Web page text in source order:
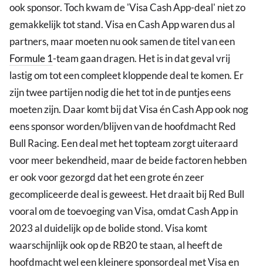
ook sponsor. Toch kwam de 'Visa Cash App-deal' niet zo
gemakkelijk tot stand. Visa en Cash App waren dus al
partners, maar moeten nu ook samen de titel van een
Formule 1-team gaan dragen. Het is in dat geval vrij
lastig om tot een compleet kloppende deal te komen. Er
zijn twee partijen nodig die het tot in de puntjes eens
moeten zijn. Daar komt bij dat Visa én Cash App ook nog
eens sponsor worden/blijven van de hoofdmacht Red
Bull Racing. Een deal met het topteam zorgt uiteraard
voor meer bekendheid, maar de beide factoren hebben
er ook voor gezorgd dat het een grote én zeer
gecompliceerde deal is geweest. Het draait bij Red Bull
vooral om de toevoeging van Visa, omdat Cash App in
2023 al duidelijk op de bolide stond. Visa komt
waarschijnlijk ook op de RB20 te staan, al heeft de
hoofdmacht wel een kleinere sponsordeal met Visa en